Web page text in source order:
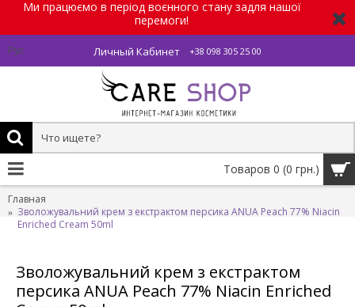
Ми працюємо в період воєнного стану задля нашої
перемоги!
Рус Личный Кабинет +38 098 305 25 00
Товаров 0 (0 грн.)
Главная
Зволожувальний крем з екстрактом персика ANUA Peach 77% Niacin
Enriched Cream 50ml
Зволожувальний крем з екстрактом
персика ANUA Peach 77% Niacin Enriched